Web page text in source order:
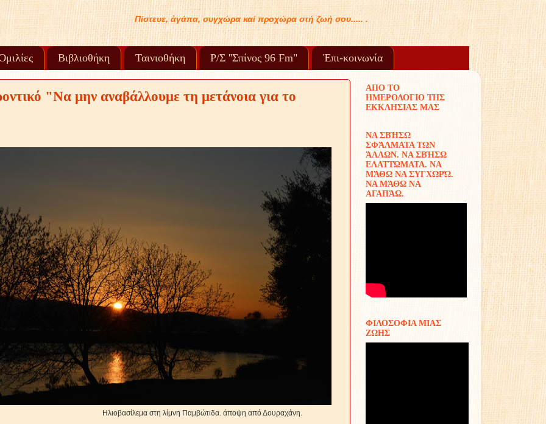
ἀγάπα, συγχώρα καί προχώρα στή ζωή σου..... .
Βιβλιοθήκη Ταινιοθήκη Ρ/Σ ''Σπίνος 96 Fm" Ἐπι-κοινωνία
"Να μην αναβάλλουμε τη μετάνοια για το
στη λίμνη Παμβώτιδα. άποψη από Δουραχάνη.
ΑΠΟ ΤΟ
ΗΜΕΡΟΛΟΓΙΟ ΤΗΣ
ΕΚΚΛΗΣΙΑΣ ΜΑΣ
ΝΑ ΣΒΉΣΩ
ΣΦΆΛΜΑΤΑ ΤΩΝ
ΆΛΛΩΝ. ΝΑ ΣΒΉΣΩ
ΕΛΑΤΤΏΜΑΤΑ. ΝΑ
ΜΆΘΩ ΝΑ ΣΥΓΧΩΡΏ.
ΝΑ ΜΆΘΩ ΝΑ
ΑΓΑΠΆΩ.
ΦΙΛΟΣΟΦΙΑ ΜΙΑΣ
ΖΩΗΣ